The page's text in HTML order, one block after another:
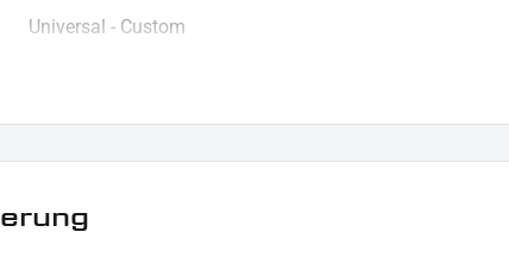
Universal - Custom
12 V / 1 W
1 Paar